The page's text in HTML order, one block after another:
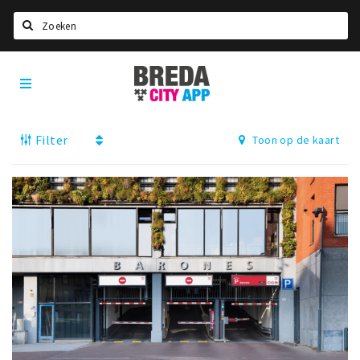
Home
Deals
Nieuws, interviews & blogs
Drinken
Slapen
Recreatief
Winkels
Breda
City
App
Filter Toon op de kaart